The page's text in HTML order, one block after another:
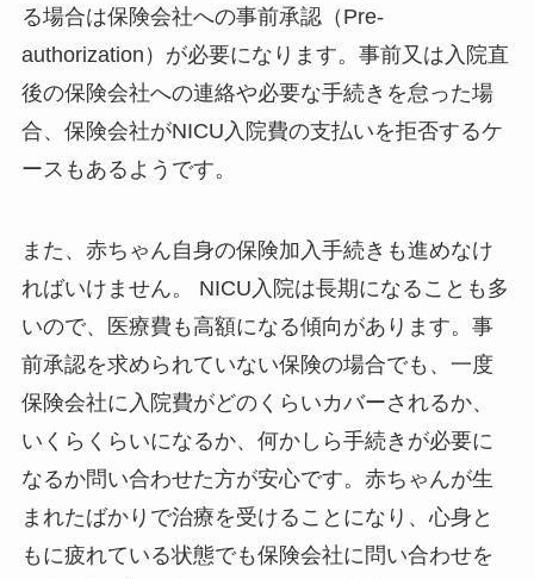
る場合は保険会社への事前承認（Pre-
authorization）が必要になります。事前又は入院直
後の保険会社への連絡や必要な手続きを怠った場
合、保険会社がNICU入院費の支払いを拒否するケ
ースもあるようです。
また、赤ちゃん自身の保険加入手続きも進めなけ
ればいけません。 NICU入院は長期になることも多
いので、医療費も高額になる傾向があります。事
前承認を求められていない保険の場合でも、一度
保険会社に入院費がどのくらいカバーされるか、
いくらくらいになるか、何かしら手続きが必要に
なるか問い合わせた方が安心です。赤ちゃんが生
まれたばかりで治療を受けることになり、心身と
もに疲れている状態でも保険会社に問い合わせを